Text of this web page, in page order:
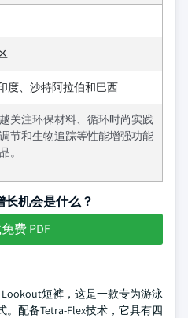
度、沙特阿拉伯和巴西
关注环保材料、循环时尚实践
节和生物追踪等性能增强功能
。
长机会是什么？
费 PDF
短裤，这是一款专为游泳
配备Tetra-Flex技术，它具有四